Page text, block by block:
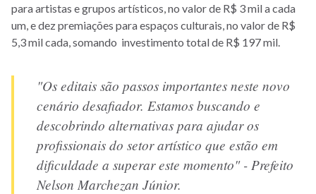
para artistas e grupos artísticos, no valor de R$ 3 mil a cada
um, e dez premiações para espaços culturais, no valor de R$
5,3 mil cada, somando investimento total de R$ 197 mil.
"Os editais são passos importantes neste novo
cenário desafiador. Estamos buscando e
descobrindo alternativas para ajudar os
profissionais do setor artístico que estão em
dificuldade a superar este momento" - Prefeito
Nelson Marchezan Júnior.